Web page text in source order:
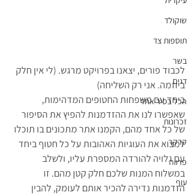
שוקולד
תוספות צד
בשר
דגים
הכל בסיר אחד
זכרונות
קרקר
פרווה
עוף
לכבוד פורים, יצאנו בפרויקט מרגש. (לי אין חלק
ביוזמה. אני רק השליחה)
ביחד עם משפחות החטופים המדהימות,
שאפשרו לנו את ההזדמנות להפיץ את הסיפור
של כל אחד מהם, הקמנו אתר מתכונים בו תוכלו
למצוא את העוגיות האהובות על כל חטוף ביחד
עם גלויה להורדה המספרת עליו, ולשלב
במשלוח המנות שלכם חלק קטן מהם. זו
הזדמנות נדירה להכיר אותם לעומק, להבין